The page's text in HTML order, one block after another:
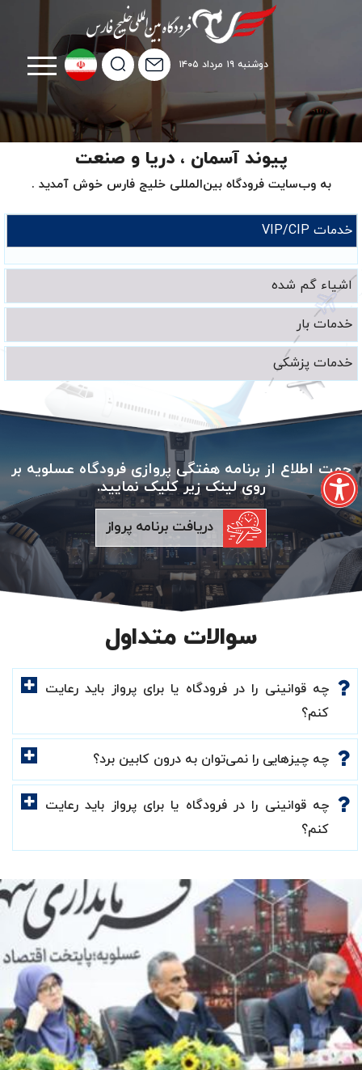
دوشنبه ۱۹ مرداد ۱۴۰۵
پیوند آسمان ، دریا و صنعت
به وب‌سایت فرودگاه بین‌المللی خلیج فارس خوش آمدید .
خدمات VIP/CIP
اشیاء گم شده
خدمات بار
خدمات پزشکی
جهت اطلاع از برنامه هفتگی پروازی فرودگاه عسلویه بر
روی لینک زیر کلیک نمایید.
دریافت برنامه پرواز
سوالات متداول
چه قوانینی را در فرودگاه یا برای پرواز باید رعایت
کنم؟
چه چیزهایی را نمی‌توان به درون کابین برد؟
چه قوانینی را در فرودگاه یا برای پرواز باید رعایت
کنم؟